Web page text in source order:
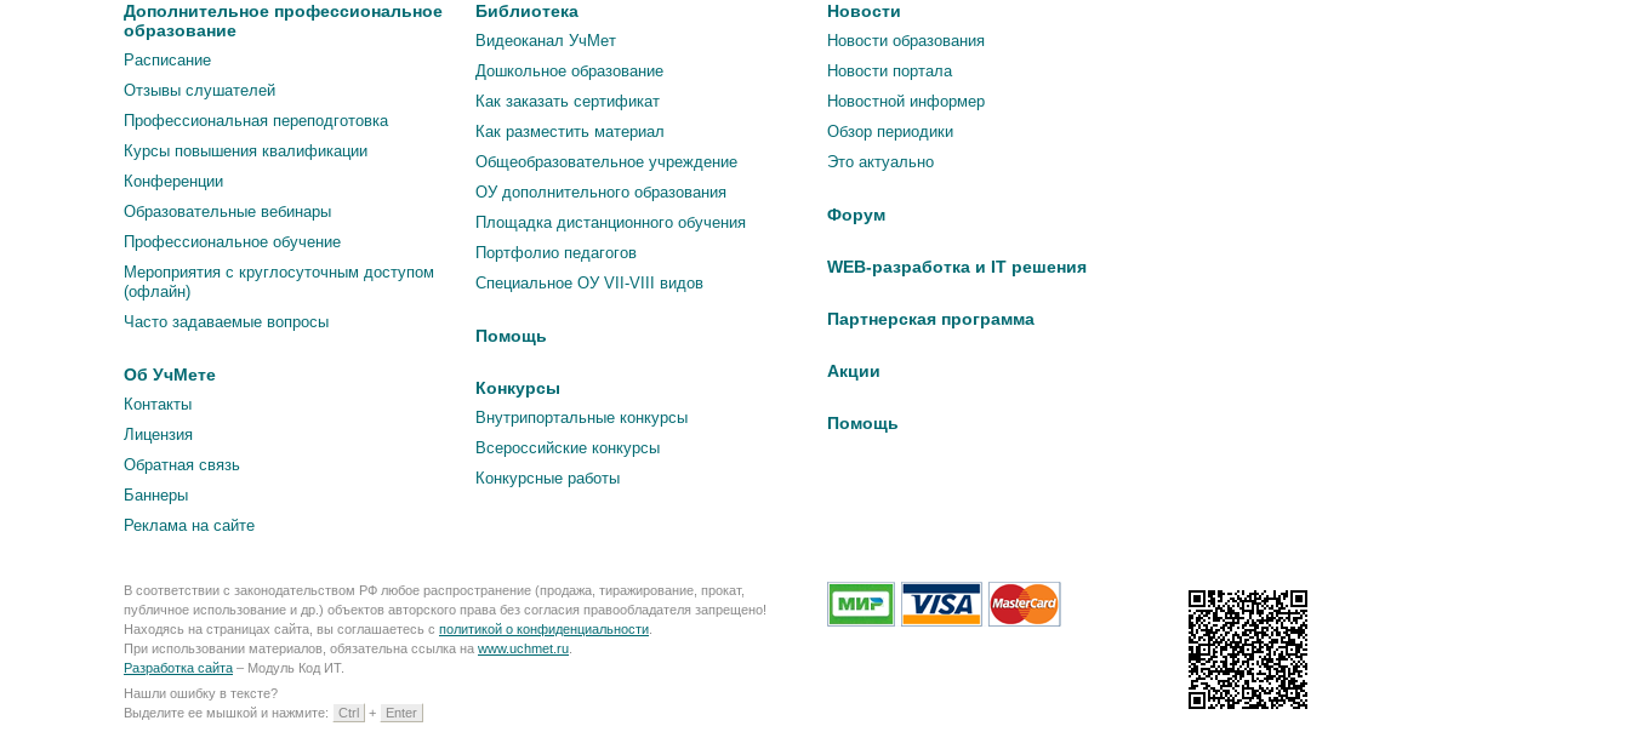
Дополнительное профессиональное
образование
Расписание
Отзывы слушателей
Профессиональная переподготовка
Курсы повышения квалификации
Конференции
Образовательные вебинары
Профессиональное обучение
Мероприятия c круглосуточным доступом
(офлайн)
Часто задаваемые вопросы
Об УчМете
Контакты
Лицензия
Обратная связь
Баннеры
Реклама на сайте
Библиотека
Видеоканал УчМет
Дошкольное образование
Как заказать сертификат
Как разместить материал
Общеобразовательное учреждение
ОУ дополнительного образования
Площадка дистанционного обучения
Портфолио педагогов
Специальное ОУ VII-VIII видов
Помощь
Конкурсы
Внутрипортальные конкурсы
Всероссийские конкурсы
Конкурсные работы
Новости
Новости образования
Новости портала
Новостной информер
Обзор периодики
Это актуально
Форум
WEB-разработка и IT решения
Партнерская программа
Акции
Помощь
В соответствии с законодательством РФ любое распространение (продажа, тиражирование, прокат,
публичное использование и др.) объектов авторского права без согласия правообладателя запрещено!
Находясь на страницах сайта, вы соглашаетесь с политикой о конфиденциальности
При использовании материалов, обязательна ссылка на www.uchmet.ru
Разработка сайта – Модуль Код ИТ.
Нашли ошибку в тексте?
Выделите ее мышкой и нажмите:
Ctrl + Enter